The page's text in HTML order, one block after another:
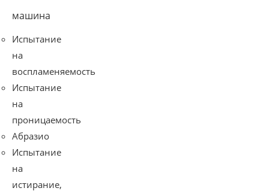
машина
Испытание
на
воспламеняемость
Испытание
на
проницаемость
Абразио
Испытание
на
истирание,